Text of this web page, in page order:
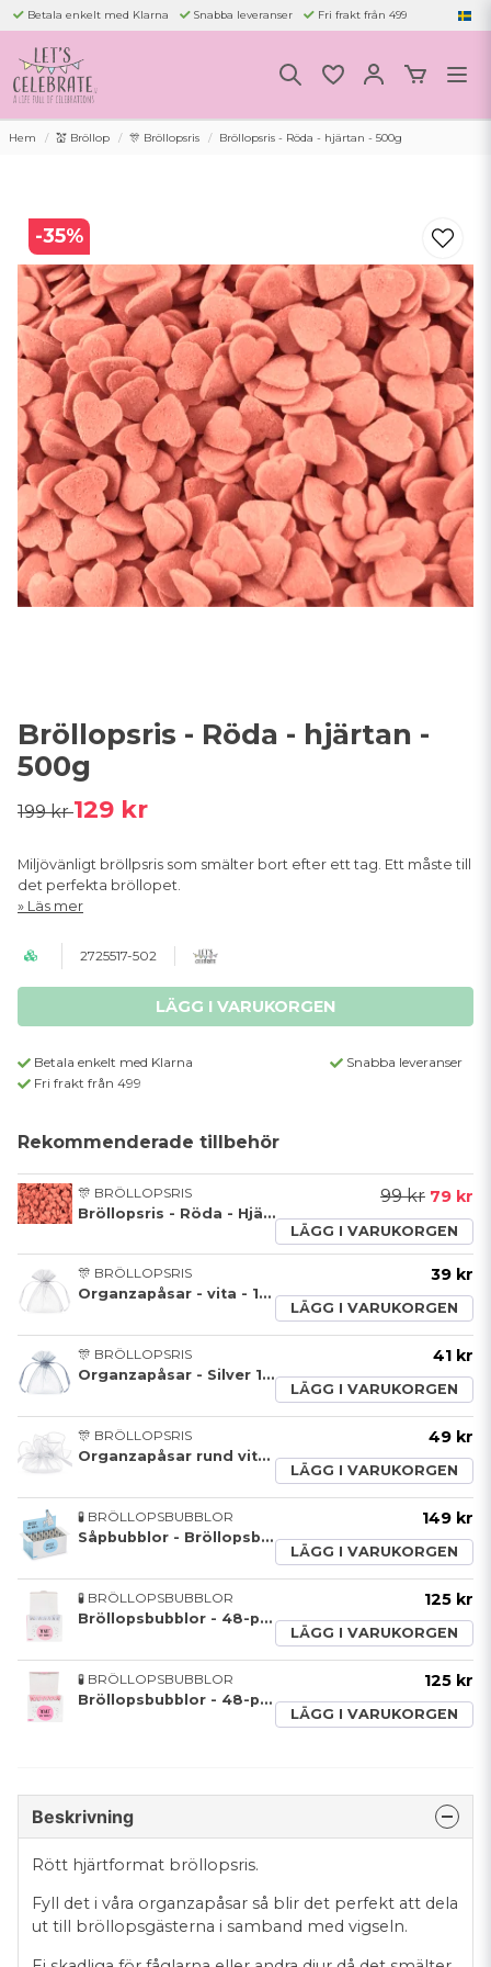
Betala enkelt med Klarna Snabba leveranser Fri frakt från 499
Hem 💒 Bröllop 🎊 Bröllopsris Bröllopsris - Röda - hjärtan - 500g
-35%
Bröllopsris - Röda - hjärtan -
500g
199 kr129 kr
Miljövänligt bröllpsris som smälter bort efter ett tag. Ett måste till
det perfekta bröllopet.
Läs mer
2725517-502
LÄGG I VARUKORGEN
Betala enkelt med Klarna
Snabba leveranser
Fri frakt från 499
Rekommenderade tillbehör
🎊 BRÖLLOPSRIS
Bröllopsris - Röda - Hjärtan - 250g
99 kr 79 kr
LÄGG I VARUKORGEN
🎊 BRÖLLOPSRIS
Organzapåsar - vita - 10-pack
39 kr
LÄGG I VARUKORGEN
🎊 BRÖLLOPSRIS
Organzapåsar - Silver 10-pack
41 kr
LÄGG I VARUKORGEN
🎊 BRÖLLOPSRIS
Organzapåsar rund vita 10-pack
49 kr
LÄGG I VARUKORGEN
🧪 BRÖLLOPSBUBBLOR
Såpbubblor - Bröllopsbubblor - 24-pack
149 kr
LÄGG I VARUKORGEN
🧪 BRÖLLOPSBUBBLOR
Bröllopsbubblor - 48-pack - Vit
125 kr
LÄGG I VARUKORGEN
🧪 BRÖLLOPSBUBBLOR
Bröllopsbubblor - 48-pack - Rosa
125 kr
LÄGG I VARUKORGEN
Beskrivning
Rött hjärtformat bröllopsris.
Fyll det i våra organzapåsar så blir det perfekt att dela
ut till bröllopsgästerna i samband med vigseln.